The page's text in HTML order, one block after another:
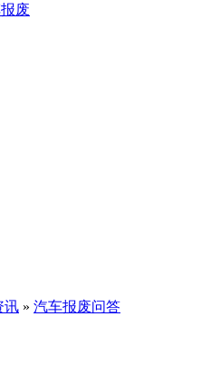
废
讯 » 汽车报废问答